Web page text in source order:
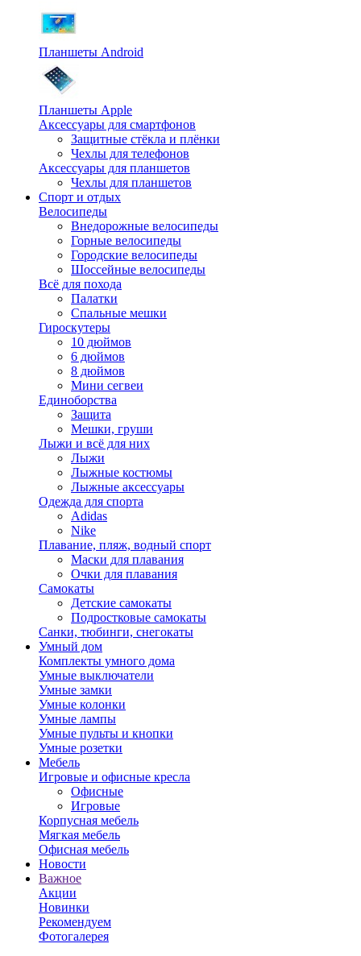
Планшеты Android
Планшеты Apple
Аксессуары для смартфонов
Защитные стёкла и плёнки
Чехлы для телефонов
Аксессуары для планшетов
Чехлы для планшетов
Спорт и отдых
Велосипеды
Внедорожные велосипеды
Горные велосипеды
Городские велосипеды
Шоссейные велосипеды
Всё для похода
Палатки
Спальные мешки
Гироскутеры
10 дюймов
6 дюймов
8 дюймов
Мини сегвеи
Единоборства
Защита
Мешки, груши
Лыжи и всё для них
Лыжи
Лыжные костюмы
Лыжные аксессуары
Одежда для спорта
Adidas
Nike
Плавание, пляж, водный спорт
Маски для плавания
Очки для плавания
Самокаты
Детские самокаты
Подростковые самокаты
Санки, тюбинги, снегокаты
Умный дом
Комплекты умного дома
Умные выключатели
Умные замки
Умные колонки
Умные лампы
Умные пульты и кнопки
Умные розетки
Мебель
Игровые и офисные кресла
Офисные
Игровые
Корпусная мебель
Мягкая мебель
Офисная мебель
Новости
Важное
Акции
Новинки
Рекомендуем
Фотогалерея